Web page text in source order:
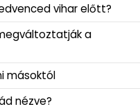
vihar előtt?
a
másoktól
nézve?